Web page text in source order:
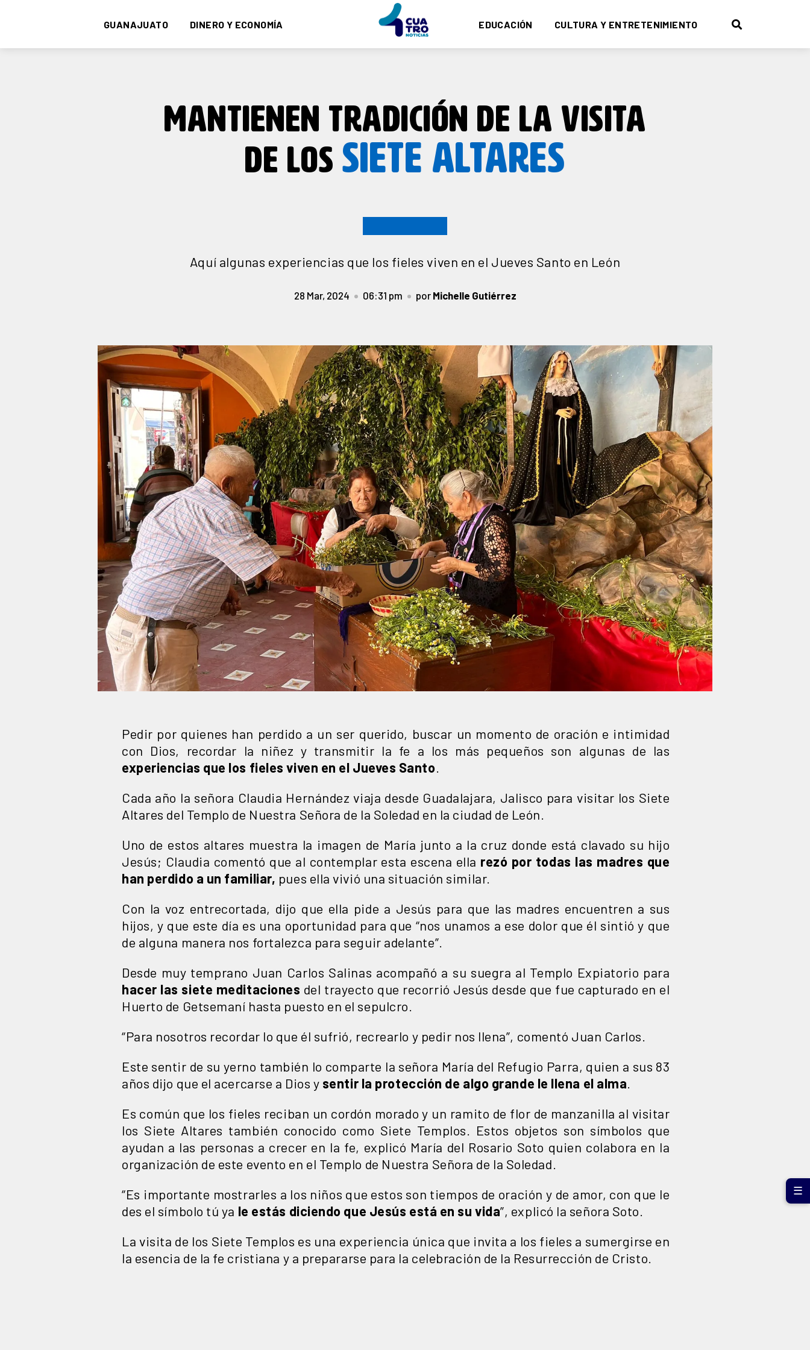
GUANAJUATO DINERO Y ECONOMÍA EDUCACIÓN CULTURA Y ENTRETENIMIENTO
MANTIENEN TRADICIÓN DE LA VISITA
DE LOS SIETE ALTARES
Aquí algunas experiencias que los fieles viven en el Jueves Santo en León
28 Mar, 2024 06:31 pm por Michelle Gutiérrez
Pedir por quienes han perdido a un ser querido, buscar un momento de oración e intimidad
con Dios, recordar la niñez y transmitir la fe a los más pequeños son algunas de las
experiencias que los fieles viven en el Jueves Santo
Cada año la señora Claudia Hernández viaja desde Guadalajara, Jalisco para visitar los Siete
Altares del Templo de Nuestra Señora de la Soledad en la ciudad de León.
Uno de estos altares muestra la imagen de María junto a la cruz donde está clavado su hijo
Jesús; Claudia comentó que al contemplar esta escena ella rezó por todas las madres que
han perdido a un familiar, pues ella vivió una situación similar.
Con la voz entrecortada, dijo que ella pide a Jesús para que las madres encuentren a sus
hijos, y que este día es una oportunidad para que “nos unamos a ese dolor que él sintió y que
de alguna manera nos fortalezca para seguir adelante”.
Desde muy temprano Juan Carlos Salinas acompañó a su suegra al Templo Expiatorio para
hacer las siete meditaciones del trayecto que recorrió Jesús desde que fue capturado en el
Huerto de Getsemaní hasta puesto en el sepulcro.
“Para nosotros recordar lo que él sufrió, recrearlo y pedir nos llena”, comentó Juan Carlos.
Este sentir de su yerno también lo comparte la señora María del Refugio Parra, quien a sus 83
años dijo que el acercarse a Dios y sentir la protección de algo grande le llena el alma
Es común que los fieles reciban un cordón morado y un ramito de flor de manzanilla al visitar
los Siete Altares también conocido como Siete Templos. Estos objetos son símbolos que
ayudan a las personas a crecer en la fe, explicó María del Rosario Soto quien colabora en la
organización de este evento en el Templo de Nuestra Señora de la Soledad.
“Es importante mostrarles a los niños que estos son tiempos de oración y de amor, con que le
des el símbolo tú ya le estás diciendo que Jesús está en su vida”, explicó la señora Soto.
La visita de los Siete Templos es una experiencia única que invita a los fieles a sumergirse en
la esencia de la fe cristiana y a prepararse para la celebración de la Resurrección de Cristo.
☰